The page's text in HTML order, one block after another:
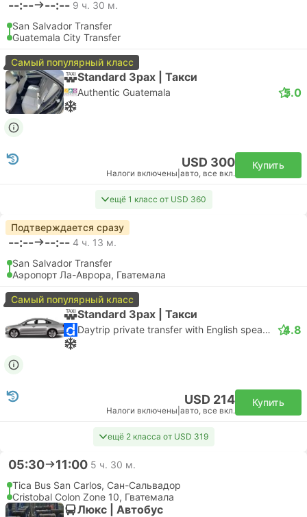
--:-- --:-- 9 ч. 30 м.
San Salvador Transfer
Guatemala City Transfer
Самый популярный класс
Standard 3pax | Такси
Authentic Guatemala 5.0
USD 300
Налоги включены авто, все вкл.
Купить
ещё 1 класс от USD 360
Подтверждается сразу
--:-- --:-- 4 ч. 13 м.
San Salvador Transfer
Аэропорт Ла-Аврора, Гватемала
Самый популярный класс
Standard 3pax | Такси
Daytrip private transfer with English speaking driver 4.8
USD 214
Налоги включены авто, все вкл.
Купить
ещё 2 класса от USD 319
05:30 11:00 5 ч. 30 м.
Tica Bus San Carlos, Сан-Сальвадор
Cristobal Colon Zone 10, Гватемала
Люкс | Автобус